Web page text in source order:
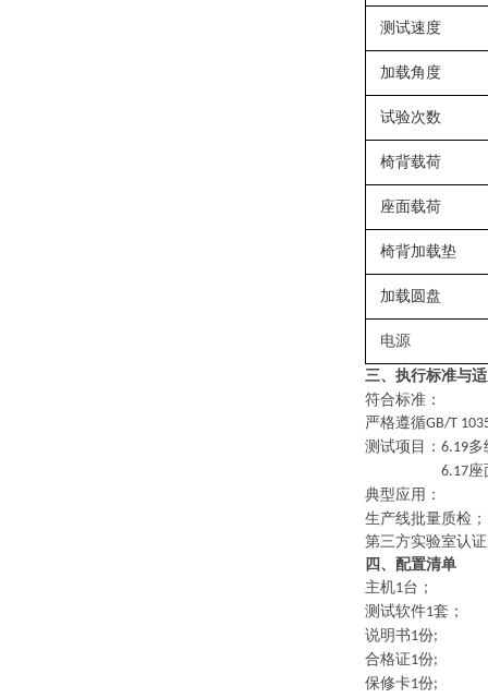
测试速度
加载角度
试验次数
椅背载荷
座面载荷
椅背加载垫
加载圆盘
电源
三、 执行标准与
符合标准：
严格遵循GB/T
测试项目： 6.19多
6.17座
典型应用 ：
生产线批量质检；
第三方实验室认
四、配置清单
主机1台；
测试软件1套；
说明书1份;
合格证1份;
保修卡1份;